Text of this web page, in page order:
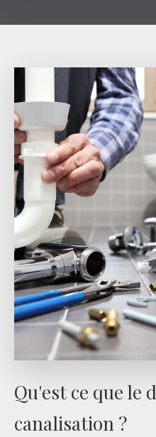
Qu'est ce que le
canalisation ?